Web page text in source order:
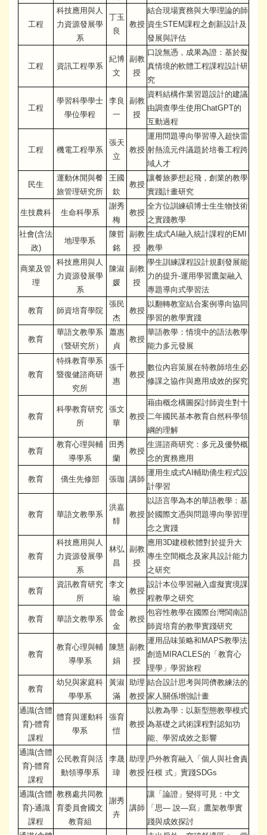
工程
科技應用與人
力資源發展學
系
丁玉
良
教授
結合現場實務與大學理論的師
資生STEM課程之創新設計及
發展與評估
工程 資訊工程學系
紀博
文
副教
授
口說無憑，成果為證：基於擬
真情境的軟體工程課程設計研
究
工程
學習科學學士
學位學程
李良
一
副教
授
資料結構作業習題設計的建議
由調查學生使用ChatGPT的
互動過程
工程 機電工程學系
張天
立
教授
運用問題導向學習導入超快雷
射熱流元件議題於培養工程跨
域人才
民生
運動休閒與餐
旅管理研究所
王國
欽
教授
讓餐旅夢想起飛，創業的教學
實踐計畫研究
生技農科 生命科學系
謝秀
梅
教授
全方位訓練碩博士生生物技術
之實踐教學
社會(含法
政)
地理學系
陳哲
銘
副教
授
生成式AI融入統計課程的EMI
教學
商業及管
理
科技應用與人
力資源發展學
系
陳淑
媛
副教
授
學生訓練課程設計規劃發展能
力的提升-運用學習鷹架融入
專題導向式學習法
教育 師資培育學院
張民
杰
教授
以翻轉教室結合案例導向協同
學習的教學實踐
教育
華語文教學系
（暨研究所）
蕭惠
貞
教授
華語教學：情境中的語法教學
能力多元發展
教育
特殊教育學系
暨復健諮商研
究所
張千
惠
教授
數位內容策展在特教師培生必
修課之協作與應用成效的探究
教育
科學教育研究
所
張文
華
教授
藉由概念構圖探討師資生對十
二年國民基本教育自然科學領
綱的理解
教育
教育心理與輔
導學系
田秀
蘭
教授
生涯諮商研究：多元及優勢概
念的實務應用
教育 僑生先修部 張珈 講師
運用生成式AI輔助僑生程式設
計學習
教育 華語文教學系
洪嘉
馡
教授
以語言學為本的華語教學：基
於國際文憑與問題導向學習理
念之實踐
教育
科技應用與人
力資源發展學
系
林弘
昌
副教
授
應用3D建模軟體對於提升大
專生空間概念及家具設計能力
之研究
教育
資訊教育研究
所
李文
瑜
教授
設計本位學習融入虛擬實境課
程教學之研究
教育 華語文教學系
曾金
金
教授
包容性教學在國際台灣閩南語
師資培育的教學實踐研究
教育
教育心理與輔
導學系
陳慧
娟
副教
授
運用品味策略和MAPS教學法
創造MIRACLES的「教育心
理學」學習旅程
教育
幼兒與家庭科
學學系
黃淑
滿
助理
教授
結合設計思考與同儕教練法的
家人關係增強計畫
通識(含體
育)-體育
課程
體育與運動科
學系
張育
愷
教授
以教為學：以新型態教學模式
為基礎之武術課程對認知功
能、學習成效之影響
通識(含體
育)-體育
課程
公民教育與活
動領導學系
李晟
瑋
助理
教授
戶外教育融入「個人與社會責
任模 式」實踐SDGs
通識(含體
育)-通識
課程
教務處共同教
育委員會國文
教育組
謝秀
卉
講師
讓「論證」變得可見：中文
「思— 說—寫」鷹架教學實
踐與成效探討